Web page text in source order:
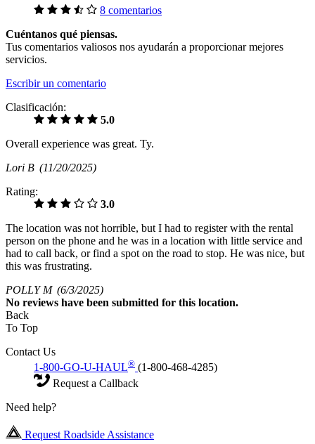
8 comentarios
Cuéntanos qué piensas.
Tus comentarios valiosos nos ayudarán a proporcionar mejores
servicios.
Escribir un comentario
Clasificación:
5.0
Overall experience was great. Ty.
Lori B (11/20/2025)
Rating:
3.0
The location was not horrible, but I had to register with the rental
person on the phone and he was in a location with little service and
had to call back, or find a spot on the road to stop. He was nice, but
this was frustrating.
POLLY M (6/3/2025)
No reviews have been submitted for this location.
Back
To Top
Contact Us
1-800-GO-U-HAUL® (1-800-468-4285)
Request a Callback
Need help?
Request Roadside Assistance